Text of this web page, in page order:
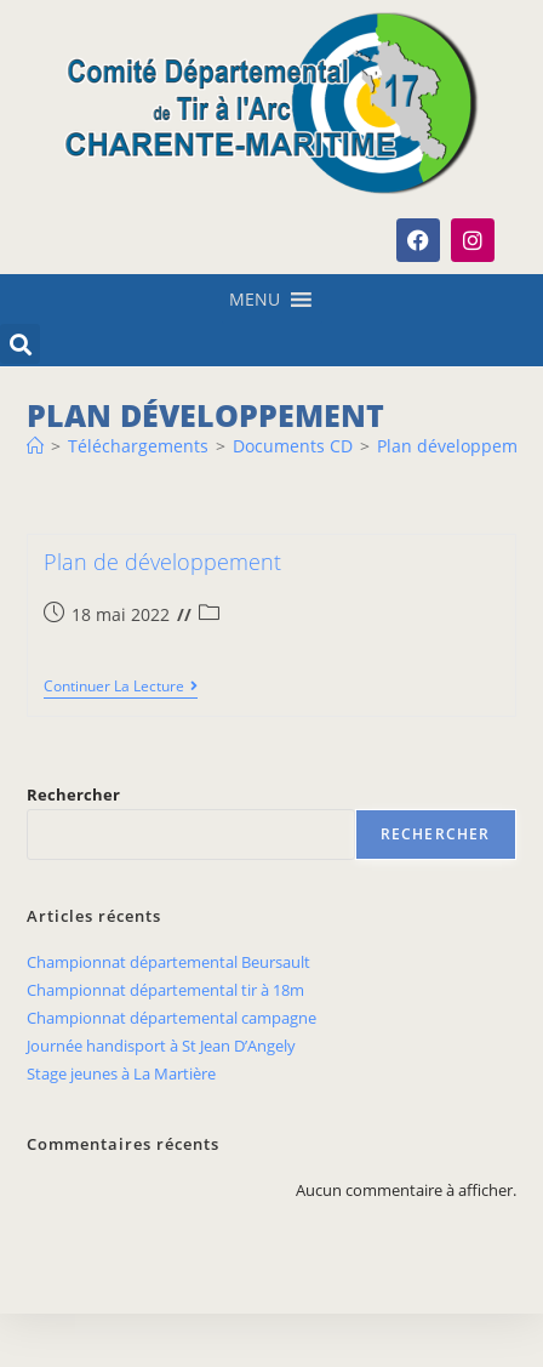
MENU
PLAN DÉVELOPPEMENT
> Téléchargements > Documents CD > Plan
Plan de développement
18 mai 2022
Continuer La Lecture
Rechercher
RECHERCHER
Articles récents
Championnat départemental Beursault
Championnat départemental tir à 18m
Championnat départemental campagne
Journée handisport à St Jean D’Angely
Stage jeunes à La Martière
Commentaires récents
Aucun commentaire à afficher.